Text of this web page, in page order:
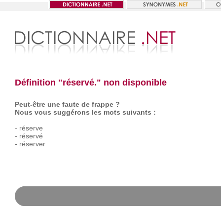
Définition "réservé." non disponible
Peut-être une faute de frappe ?
Nous vous suggérons les mots suivants :
- réserve
- réservé
- réserver